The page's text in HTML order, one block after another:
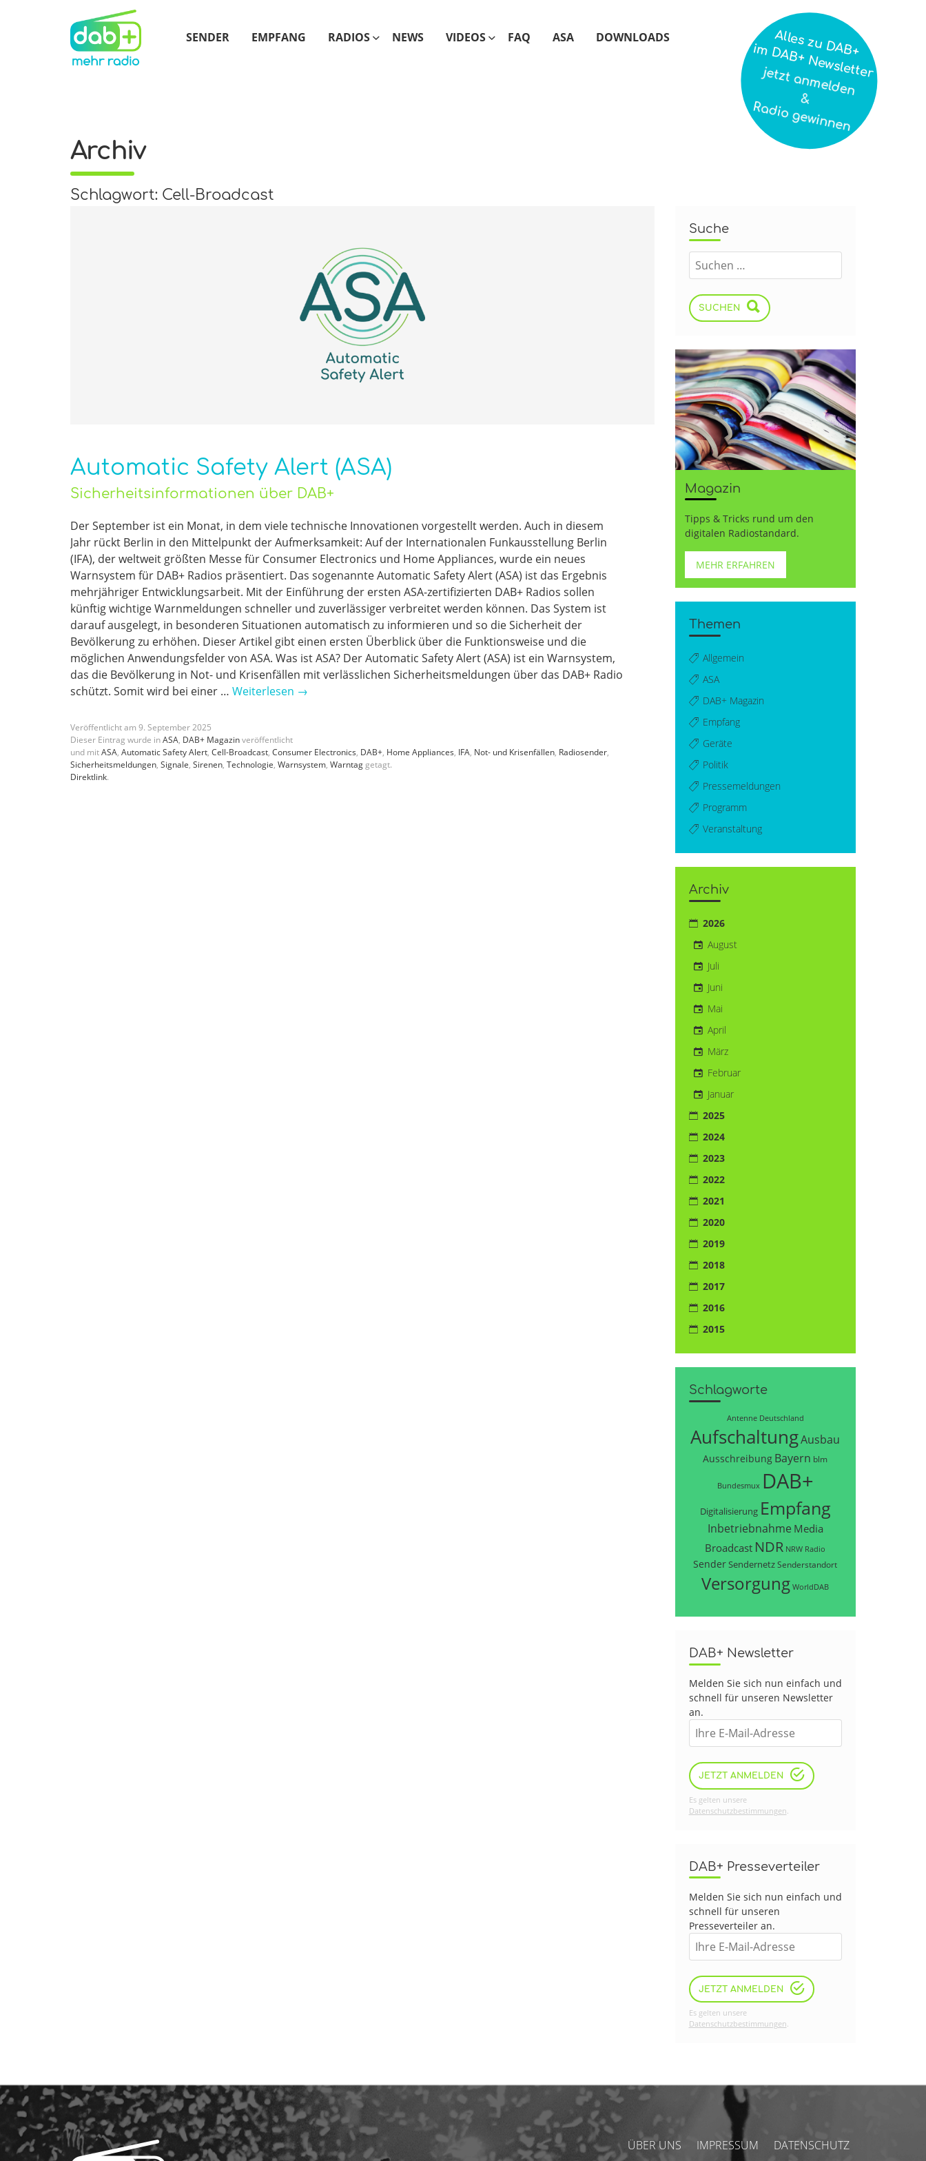
SENDER EMPFANG RADIOS NEWS VIDEOS FAQ ASA DOWNLOADS
Archiv
Schlagwort: Cell-Broadcast
Automatic Safety Alert (ASA)
Sicherheitsinformationen über DAB+
Der September ist ein Monat, in dem viele technische Innovationen vorgestellt werden. Auch in diesem
Jahr rückt Berlin in den Mittelpunkt der Aufmerksamkeit: Auf der Internationalen Funkausstellung Berlin
(IFA), der weltweit größten Messe für Consumer Electronics und Home Appliances, wurde ein neues
Warnsystem für DAB+ Radios präsentiert. Das sogenannte Automatic Safety Alert (ASA) ist das Ergebnis
mehrjähriger Entwicklungsarbeit. Mit der Einführung der ersten ASA-zertifizierten DAB+ Radios sollen
künftig wichtige Warnmeldungen schneller und zuverlässiger verbreitet werden können. Das System ist
darauf ausgelegt, in besonderen Situationen automatisch zu informieren und so die Sicherheit der
Bevölkerung zu erhöhen. Dieser Artikel gibt einen ersten Überblick über die Funktionsweise und die
möglichen Anwendungsfelder von ASA. Was ist ASA? Der Automatic Safety Alert (ASA) ist ein Warnsystem,
das die Bevölkerung in Not- und Krisenfällen mit verlässlichen Sicherheitsmeldungen über das DAB+ Radio
schützt. Somit wird bei einer … Weiterlesen →
Veröffentlicht am 9. September2025
Dieser Eintrag wurde inASA, DAB+ Magazinveröffentlicht
und mitASA, Automatic Safety Alert, Cell-Broadcast, Consumer Electronics, DAB+, Home Appliances, IFA, Not- und Krisenfällen, Radiosender,
Sicherheitsmeldungen, Signale, Sirenen, Technologie, Warnsystem, Warntag getagt.
Direktlink.
Suche
SUCHEN
Magazin
Tipps & Tricks rund um den
digitalen Radiostandard.
MEHR ERFAHREN
Themen
Allgemein
ASA
DAB+ Magazin
Empfang
Geräte
Politik
Pressemeldungen
Programm
Veranstaltung
Archiv
2026
August
Juli
Juni
Mai
April
März
Februar
Januar
2025
2024
2023
2022
2021
2020
2019
2018
2017
2016
2015
Schlagworte
Antenne Deutschland
AufschaltungAusbau
Ausschreibung Bayern blm
Bundesmux DAB+
Digitalisierung Empfang
Inbetriebnahme Media
Broadcast NDR NRW Radio
SenderSendernetzSenderstandort
Versorgung WorldDAB
DAB+ Newsletter
Melden Sie sich nun einfach und
schnell für unseren Newsletter
an.
JETZT ANMELDEN
Es gelten unsere
Datenschutzbestimmungen
DAB+ Presseverteiler
Melden Sie sich nun einfach und
schnell für unseren
Presseverteiler an.
JETZT ANMELDEN
Es gelten unsere
Datenschutzbestimmungen.
ÜBER UNS IMPRESSUM DATENSCHUTZ
Alles zu DAB+
im DAB+ Newsletter
jetzt anmelden
&
Radio gewinnen